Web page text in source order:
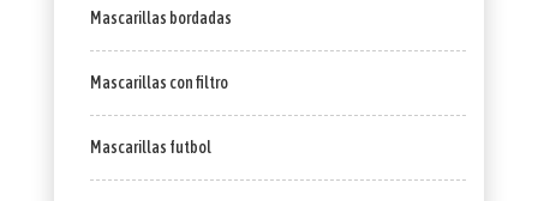
Mascarillas bordadas
Mascarillas con filtro
Mascarillas futbol